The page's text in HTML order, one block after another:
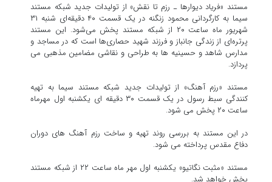
مستند «فریاد دیوارها ـ رزم تا نقش» از تولیدات جدید شبکه مستند
سیما به کارگردانی محمود زنگنه در یک قسمت ۴۰ دقیقه‌ای شنبه ۳۱
شهریور ماه ساعت ۲۰ از شبکه مستند پخش می‌شود. این مستند
پرتره‌ای از زندگی جانباز و فرزند شهید حصاری‌ها است که در مساجد و
مدارس شاهد و حسینیه ها به طراحی و نقاشی مضامین مذهبی می
پردازد.
مستند «رزم آهنگ» از تولیدات جدید شبکه مستند سیما به تهیه
کنندگی سبط رسول در یک قسمت ۳۰ دقیقه ای یکشنبه اول مهرماه
ساعت ۲۰ پخش می شود.
در این مستند به بررسی روند تهیه و ساخت رزم آهنگ های دوران
دفاع مقدس پرداخته می شود.
مستند «مثبت نگاتیو» یکشنبه اول مهر ماه ساعت ۲۲ از شبکه مستند
پخش خواهد شد.